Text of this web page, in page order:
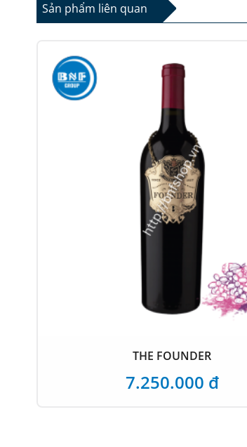
Sản phẩm liên quan
THE FOUNDER
7.250.000 đ